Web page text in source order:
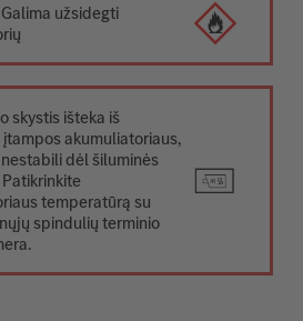
užsidegti
skystis išteka iš
akumuliatoriaus,
dėl šiluminės
temperatūrą su
spindulių terminio